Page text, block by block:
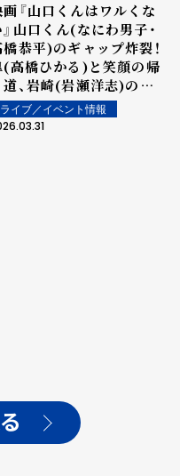
画『山口くんはワルくな
』山口くん(なにわ男子・
橋恭平)のギャップ炸裂！
(高橋ひかる)と笑顔の帰
道、岩崎(岩瀬洋志)のゼ
離2ショットまで！？恋
ライアングル期待高ま
ライブ／イベント情報